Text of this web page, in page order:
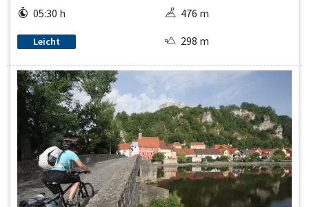
05:30 h
Leicht
476 m
298 m